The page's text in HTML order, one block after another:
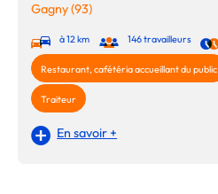
Gagny (93)
à 12 km 146 travailleurs
Restaurant, cafétéria accueillant du public
Traiteur
En savoir +